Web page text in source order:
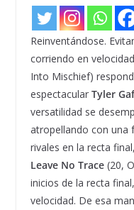
Reinventándose.
corriendo en
Into Mischief)
espectacular Tyler
versatilidad se
atropellando con una
rivales en la recta
Leave No Trace(20,
inicios de la recta
velocidad. De esa